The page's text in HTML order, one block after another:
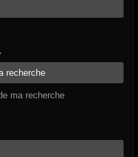
recherche
ma recherche